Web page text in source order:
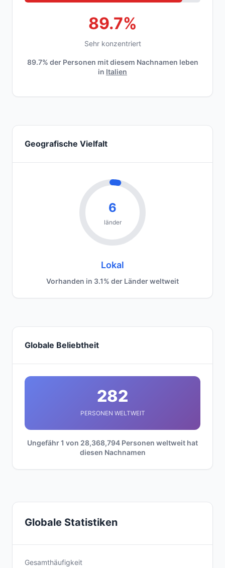
89.7%
Sehr konzentriert
89.7% der Personen mit diesem Nachnamen leben
in Italien
Geografische Vielfalt
6
länder
Lokal
Vorhanden in 3.1% der Länder weltweit
Globale Beliebtheit
282
PERSONEN WELTWEIT
Ungefähr 1 von 28,368,794 Personen weltweit hat
diesen Nachnamen
Globale Statistiken
Gesamthäufigkeit